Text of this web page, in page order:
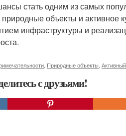
стать одним из самых
объекты и активное
инфраструктуры и
Природные объекты
с друзьями!